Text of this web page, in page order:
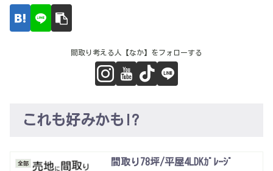
間取り考える人【なか】をフォローする
これも好みかも!?
全部 間取り78坪/平屋4LDKｶﾞﾚｰｼﾞ